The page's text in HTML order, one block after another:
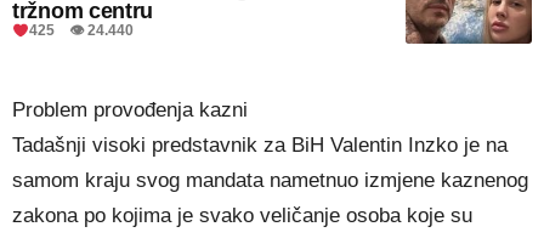
tržnom centru
425 👁 24.440
Problem provođenja kazni
Tadašnji visoki predstavnik za BiH Valentin Inzko je na
samom kraju svog mandata nametnuo izmjene kaznenog
zakona po kojima je svako veličanje osoba koje su